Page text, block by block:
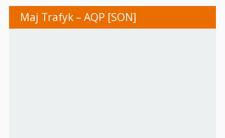
Maj Trafyk – AQP [SON]